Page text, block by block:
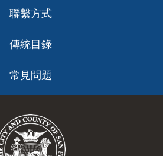
聯繫方式
傳統目錄
常見問題